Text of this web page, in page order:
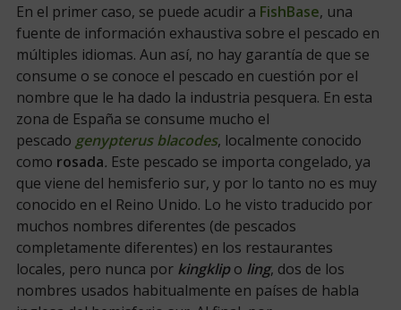
En el primer caso, se puede acudir a FishBase, una
fuente de información exhaustiva sobre el pescado en
múltiples idiomas. Aun así, no hay garantía de que se
consume o se conoce el pescado en cuestión por el
nombre que le ha dado la industria pesquera. En esta
zona de España se consume mucho el
pescado genypterus blacodes, localmente conocido
como rosada. Este pescado se importa congelado, ya
que viene del hemisferio sur, y por lo tanto no es muy
conocido en el Reino Unido. Lo he visto traducido por
muchos nombres diferentes (de pescados
completamente diferentes) en los restaurantes
locales, pero nunca por kingklipo ling, dos de los
nombres usados habitualmente en países de habla